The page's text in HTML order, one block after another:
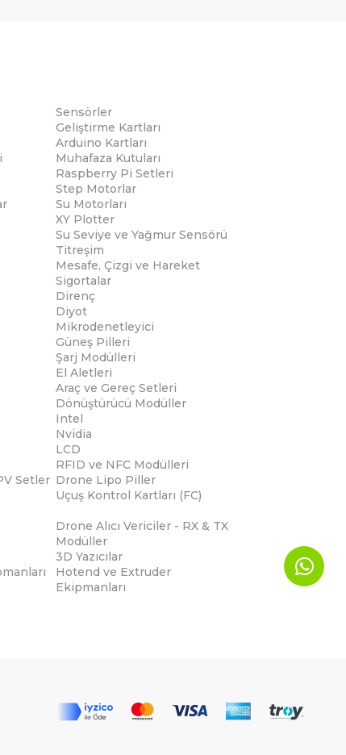
Sensörler
Geliştirme Kartları
Arduino Kartları
Muhafaza Kutuları
Raspberry Pi Setleri
Step Motorlar
Su Motorları
XY Plotter
Su Seviye ve Yağmur Sensörü
Titreşim
Mesafe, Çizgi ve Hareket
Sigortalar
Direnç
Diyot
Mikrodenetleyici
Güneş Pilleri
Şarj Modülleri
El Aletleri
Araç ve Gereç Setleri
Dönüştürücü Modüller
Intel
Nvidia
LCD
RFID ve NFC Modülleri
Setler Drone Lipo Piller
Uçuş Kontrol Kartları (FC)
Drone Alıcı Vericiler - RX & TX
Modüller
3D Yazıcılar
Hotend ve Extruder
Ekipmanları